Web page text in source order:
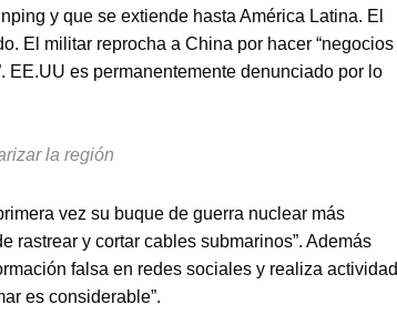
y que se extiende hasta América Latina. El
El militar reprocha a China por hacer “negocios
EE.UU es permanentemente denunciado por lo
la región
vez su buque de guerra nuclear más
rastrear y cortar cables submarinos”. Además
falsa en redes sociales y realiza actividad
es considerable”.